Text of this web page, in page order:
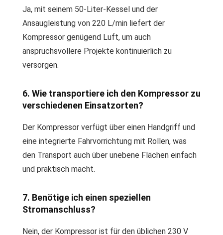
Ja, mit seinem 50-Liter-Kessel und der
Ansaugleistung von 220 L/min liefert der
Kompressor genügend Luft, um auch
anspruchsvollere Projekte kontinuierlich zu
versorgen.
6. Wie transportiere ich den Kompressor zu
verschiedenen Einsatzorten?
Der Kompressor verfügt über einen Handgriff und
eine integrierte Fahrvorrichtung mit Rollen, was
den Transport auch über unebene Flächen einfach
und praktisch macht.
7. Benötige ich einen speziellen
Stromanschluss?
Nein, der Kompressor ist für den üblichen 230 V